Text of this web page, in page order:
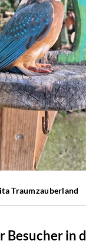
Traumzauberland
Besucher in